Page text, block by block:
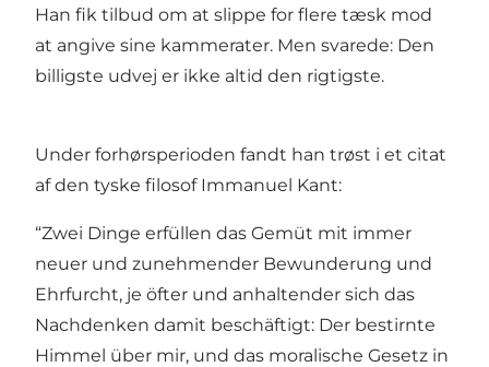
Han fik tilbud om at slippe for flere tæsk mod
at angive sine kammerater. Men svarede: Den
billigste udvej er ikke altid den rigtigste.
Under forhørsperioden fandt han trøst i et citat
af den tyske filosof Immanuel Kant:
“Zwei Dinge erfüllen das Gemüt mit immer
neuer und zunehmender Bewunderung und
Ehrfurcht, je öfter und anhaltender sich das
Nachdenken damit beschäftigt: Der bestirnte
Himmel über mir, und das moralische Gesetz in